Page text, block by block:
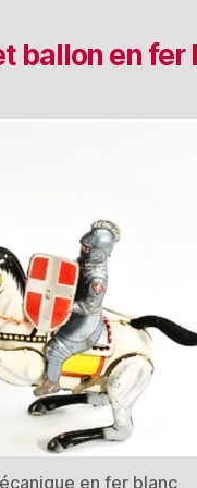
ballon en fer
en fer blanc